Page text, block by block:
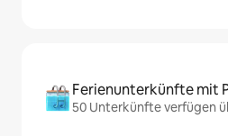
Ferienunterkünfte mit
50 Unterkünfte verfügen